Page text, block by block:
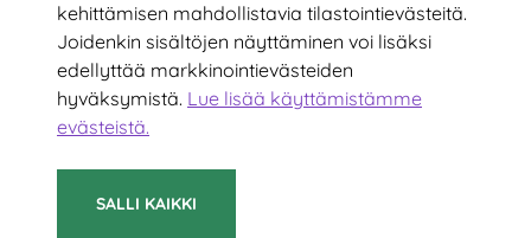
kehittämisen mahdollistavia tilastointievästeitä.
Joidenkin sisältöjen näyttäminen voi lisäksi
edellyttää markkinointievästeiden
hyväksymistä. Lue lisää käyttämistämme
evästeistä.​​​​​​
SALLI KAIKKI
Tilaa uutiskirje!
Kirjoita sähköpostiosoitteesi